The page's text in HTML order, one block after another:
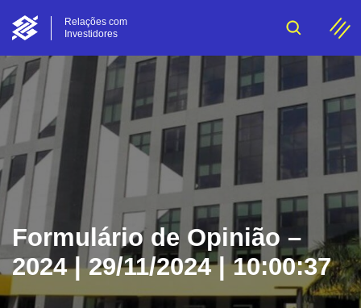
Relações com
Investidores
Formulário de Opinião –
2024 | 29/11/2024 | 10:00:37